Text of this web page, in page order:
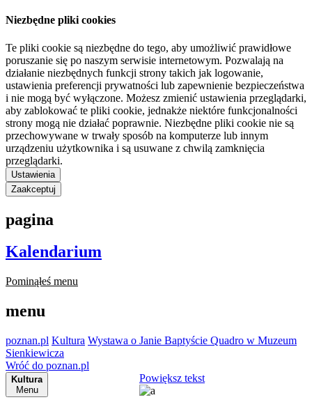
Niezbędne pliki cookies
Te pliki cookie są niezbędne do tego, aby umożliwić prawidłowe
poruszanie się po naszym serwisie internetowym. Pozwalają na
działanie niezbędnych funkcji strony takich jak logowanie,
ustawienia preferencji prywatności lub zapewnienie bezpieczeństwa
i nie mogą być wyłączone. Możesz zmienić ustawienia przeglądarki,
aby zablokować te pliki cookie, jednakże niektóre funkcjonalności
strony mogą nie działać poprawnie. Niezbędne pliki cookie nie są
przechowywane w trwały sposób na komputerze lub innym
urządzeniu użytkownika i są usuwane z chwilą zamknięcia
przeglądarki.
Ustawienia
Zaakceptuj
pagina
Kalendarium
Pominąłeś menu
menu
poznan.pl Kultura Wystawa o Janie Baptyście Quadro w Muzeum
Sienkiewicza
Wróć do poznan.pl
Kultura
Menu
Powiększ tekst